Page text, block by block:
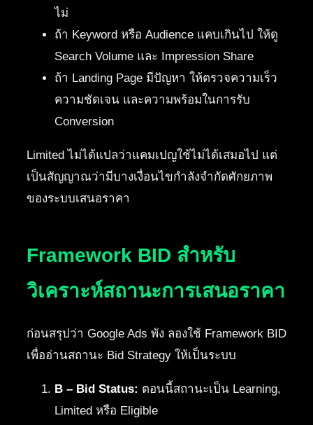
ไม่
ถ้า Keyword หรือ Audience แคบเกินไป ให้ดู
Search Volume และ Impression Share
ถ้า Landing Page มีปัญหา ให้ตรวจความเร็ว
ความชัดเจน และความพร้อมในการรับ
Conversion
Limited ไม่ได้แปลว่าแคมเปญใช้ไม่ได้เสมอไป แต่
เป็นสัญญาณว่ามีบางเงื่อนไขกำลังจำกัดศักยภาพ
ของระบบเสนอราคา
Framework BID สำหรับ
วิเคราะห์สถานะการเสนอราคา
ก่อนสรุปว่า Google Ads พัง ลองใช้ Framework BID
เพื่ออ่านสถานะ Bid Strategy ให้เป็นระบบ
B – Bid Status: ตอนนี้สถานะเป็น Learning,
Limited หรือ Eligible